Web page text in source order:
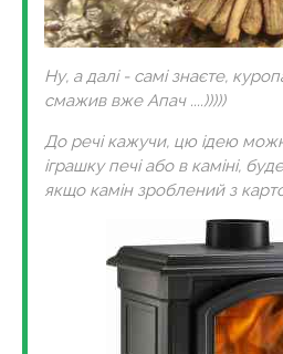
Ну, а далі - самі знаєте,
смажив вже Апач ....)))))
До речі кажучи, цю ідею
іграшку печі або в каміні,
якщо камін зроблений з